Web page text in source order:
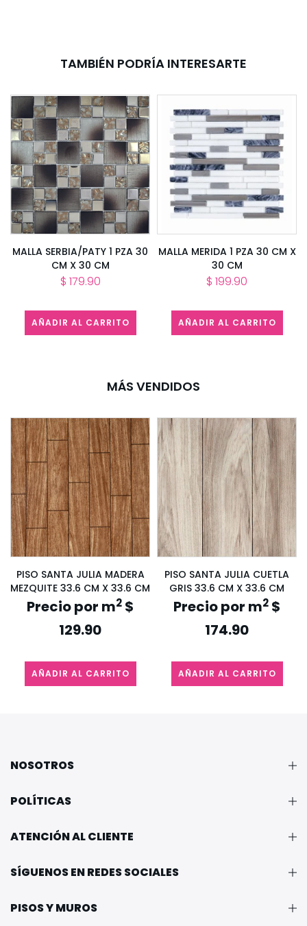
TAMBIÉN PODRÍA INTERESARTE
MALLA SERBIA/PATY 1 PZA 30
CM X 30 CM
$ 179.90
AÑADIR AL CARRITO
MALLA MERIDA 1 PZA 30 CM X
30 CM
$ 199.90
AÑADIR AL CARRITO
MÁS VENDIDOS
PISO SANTA JULIA MADERA
MEZQUITE 33.6 CM X 33.6 CM
Precio por m2 $
129.90
AÑADIR AL CARRITO
PISO SANTA JULIA CUETLA
GRIS 33.6 CM X 33.6 CM
Precio por m2 $
174.90
AÑADIR AL CARRITO
NOSOTROS
POLÍTICAS
ATENCIÓN AL CLIENTE
SÍGUENOS EN REDES SOCIALES
PISOS Y MUROS